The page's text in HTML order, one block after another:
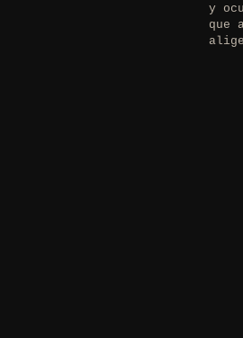
y
que